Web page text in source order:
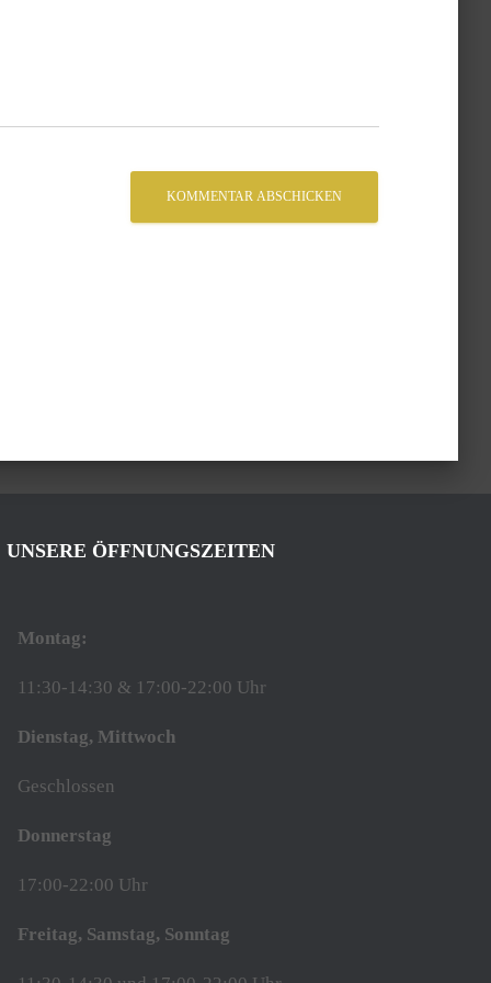
UNSERE ÖFFNUNGSZEITEN
Montag:
11:30-14:30 & 17:00-22:00 Uhr
Dienstag, Mittwoch
Geschlossen
Donnerstag
17:00-22:00 Uhr
Freitag, Samstag, Sonntag